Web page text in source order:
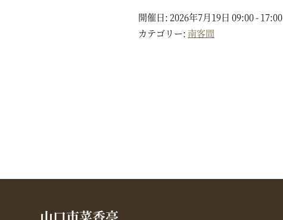
開催日: 2026年7月19日 09:00 - 17:00
カテゴリー:南客間
山口市菜香亭